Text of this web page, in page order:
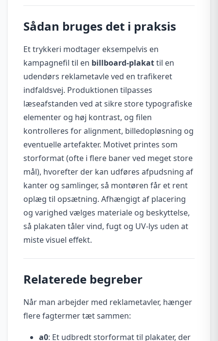
Sådan bruges det i praksis
Et trykkeri modtager eksempelvis en
kampagnefil til en billboard-plakattil en
udendørs reklametavle ved en trafikeret
indfaldsvej. Produktionen tilpasses
læseafstanden ved at sikre store typografiske
elementer og høj kontrast, og filen
kontrolleres for alignment, billedopløsning og
eventuelle artefakter. Motivet printes som
storformat (ofte i flere baner ved meget store
mål), hvorefter der kan udføres afpudsning af
kanter og samlinger, så montøren får et rent
oplæg til opsætning. Afhængigt af placering
og varighed vælges materiale og beskyttelse,
så plakaten tåler vind, fugt og UV-lys uden at
miste visuel effekt.
Relaterede begreber
Når man arbejder med reklametavler, hænger
flere fagtermer tæt sammen:
a0: Et udbredt storformat til plakater, der